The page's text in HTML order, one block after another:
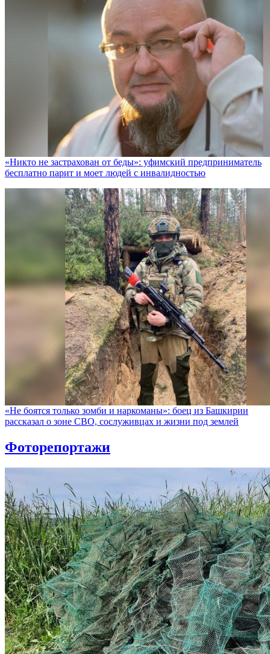
«Никто не заcтрахован от беды»: уфимский предприниматель
бесплатно парит и моет людей с инвалидностью
«Не боятся только зомби и наркоманы»: боец из Башкирии
рассказал о зоне СВО, сослуживцах и жизни под землей
Фоторепортажи